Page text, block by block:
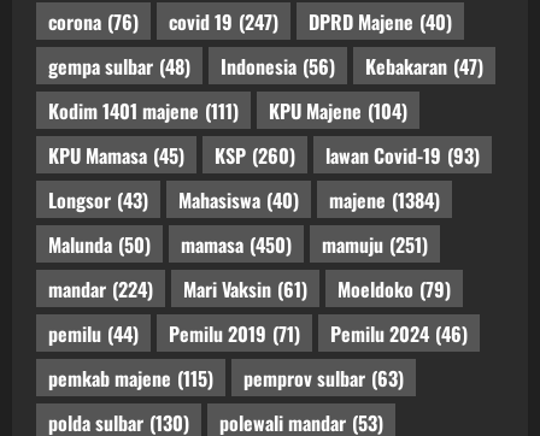
corona (76) covid 19 (247) DPRD Majene (40)
gempa sulbar (48) Indonesia (56) Kebakaran (47)
Kodim 1401 majene (111) KPU Majene (104)
KPU Mamasa (45) KSP (260) lawan Covid-19 (93)
Longsor (43) Mahasiswa (40) majene (1384)
Malunda (50) mamasa (450) mamuju (251)
mandar (224) Mari Vaksin (61) Moeldoko (79)
pemilu (44) Pemilu 2019 (71) Pemilu 2024 (46)
pemkab majene (115) pemprov sulbar (63)
polda sulbar (130) polewali mandar (53)